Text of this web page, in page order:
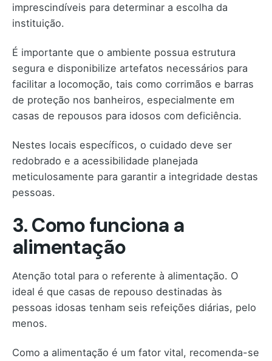
imprescindíveis para determinar a escolha da
instituição.
É importante que o ambiente possua estrutura
segura e disponibilize artefatos necessários para
facilitar a locomoção, tais como corrimãos e barras
de proteção nos banheiros, especialmente em
casas de repousos para idosos com deficiência.
Nestes locais específicos, o cuidado deve ser
redobrado e a acessibilidade planejada
meticulosamente para garantir a integridade destas
pessoas.
3. Como funciona a
alimentação
Atenção total para o referente à alimentação. O
ideal é que casas de repouso destinadas às
pessoas idosas tenham seis refeições diárias, pelo
menos.
Como a alimentação é um fator vital, recomenda-se